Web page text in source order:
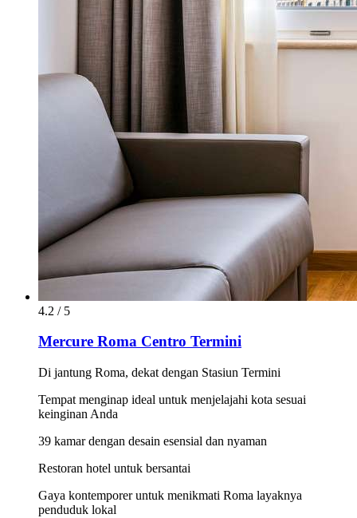
4.2 / 5
Mercure Roma Centro Termini
Di jantung Roma, dekat dengan Stasiun Termini
Tempat menginap ideal untuk menjelajahi kota sesuai
keinginan Anda
39 kamar dengan desain esensial dan nyaman
Restoran hotel untuk bersantai
Gaya kontemporer untuk menikmati Roma layaknya
penduduk lokal